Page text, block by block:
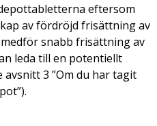
eftersom
av fördröjd frisättning av
snabb frisättning av
leda till en potentiellt
3 ”Om du har tagit